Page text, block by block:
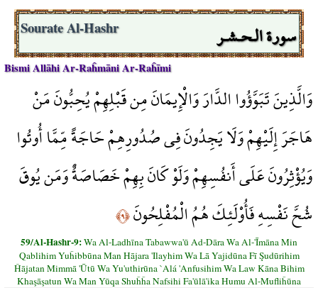
سورة الـحـشـر Sourate Al-Hashr
Bismi Allāhi Ar-Raĥmāni Ar-Raĥīmi
وَالَّذِينَ تَبَوَّؤُوا الدَّارَ وَالْإِيمَانَ مِن قَبْلِهِمْ يُحِبُّونَ مَنْ
هَاجَرَ إِلَيْهِمْ وَلَا يَجِدُونَ فِي صُدُورِهِمْ حَاجَةً مِّمَّا أُوتُوا
وَيُؤْثِرُونَ عَلَى أَنفُسِهِمْ وَلَوْ كَانَ بِهِمْ خَصَاصَةٌ وَمَن يُوقَ
شُحَّ نَفْسِهِ فَأُوْلَئِكَ هُمُ الْمُفْلِحُونَ﴿٩﴾
59/Al-Hashr-9:Wa Al-Ladhīna Tabawwa'ū Ad-Dāra Wa Al-'Īmāna Min
Qablihim Yuĥibbūna Man Hājara 'Ilayhim Wa Lā Yajidūna Fī Şudūrihim
Ĥājatan Mimmā 'Ūtū Wa Yu'uthirūna `Alá 'Anfusihim Wa Law Kāna Bihim
Khaşāşatun Wa Man Yūqa Shuĥĥa Nafsihi Fa'ūlā'ika Humu Al-Mufliĥūna